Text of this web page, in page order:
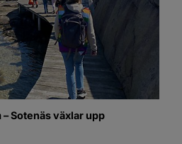
Sotenäs växlar upp